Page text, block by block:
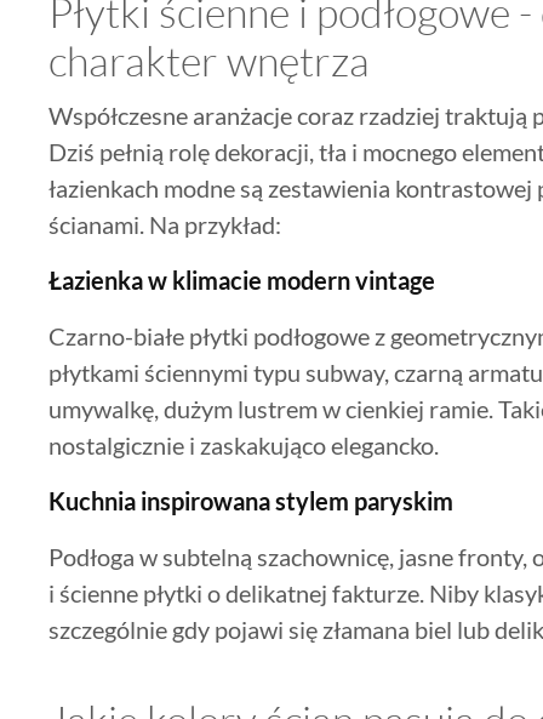
Płytki ścienne i podłogowe
charakter wnętrza
Współczesne aranżacje coraz rzadziej traktują
Dziś pełnią rolę dekoracji, tła i mocnego
łazienkach modne są zestawienia
ścianami. Na przykład:
Łazienka w klimacie modern vintage
Czarno-białe płytki podłogowe z
płytkami ściennymi typu subway, czarną
umywalkę, dużym lustrem w cienkiej ramie.
nostalgicznie i zaskakująco elegancko.
Kuchnia inspirowana stylem paryskim
Podłoga w subtelną szachownicę, jasne
i ścienne płytki o delikatnej fakturze. Niby
szczególnie gdy pojawi się złamana biel lub